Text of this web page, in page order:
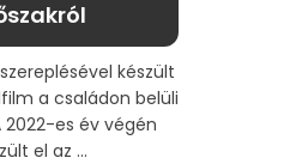
készült
a családon belüli
2022-es év végén
el az ...